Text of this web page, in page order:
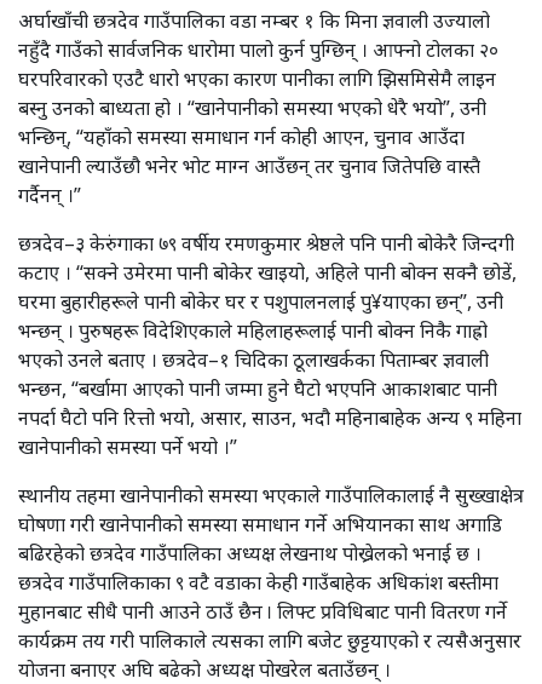
अर्घाखाँची छत्रदेव गाउँपालिका वडा नम्बर १ कि मिना ज्ञवाली उज्यालो
नहुँदै गाउँको सार्वजनिक धारोमा पालो कुर्न पुग्छिन् । आफ्नो टोलका २०
घरपरिवारको एउटै धारो भएका कारण पानीका लागि झिसमिसेमै लाइन
बस्नु उनको बाध्यता हो । “खानेपानीको समस्या भएको धेरै भयो”, उनी
भन्छिन्, “यहाँको समस्या समाधान गर्न कोही आएन, चुनाव आउँदा
खानेपानी ल्याउँछौ भनेर भोट माग्न आउँछन् तर चुनाव जितेपछि वास्तै
गर्दैनन् ।”
छत्रदेव–३ केरुंगाका ७९ वर्षीय रमणकुमार श्रेष्ठले पनि पानी बोकेरै जिन्दगी
कटाए । “सक्ने उमेरमा पानी बोकेर खाइयो, अहिले पानी बोक्न सक्नै छोडें,
घरमा बुहारीहरूले पानी बोकेर घर र पशुपालनलाई पु¥याएका छन्”, उनी
भन्छन् । पुरुषहरू विदेशिएकाले महिलाहरूलाई पानी बोक्न निकै गाह्रो
भएको उनले बताए । छत्रदेव–१ चिदिका ठूलाखर्कका पिताम्बर ज्ञवाली
भन्छन, “बर्खामा आएको पानी जम्मा हुने घैटो भएपनि आकाशबाट पानी
नपर्दा घैटो पनि रित्तो भयो, असार, साउन, भदौ महिनाबाहेक अन्य ९ महिना
खानेपानीको समस्या पर्ने भयो ।”
स्थानीय तहमा खानेपानीको समस्या भएकाले गाउँपालिकालाई नै सुख्खाक्षेत्र
घोषणा गरी खानेपानीको समस्या समाधान गर्ने अभियानका साथ अगाडि
बढिरहेको छत्रदेव गाउँपालिका अध्यक्ष लेखनाथ पोख्रेलको भनाई छ ।
छत्रदेव गाउँपालिकाका ९ वटै वडाका केही गाउँबाहेक अधिकांश बस्तीमा
मुहानबाट सीधै पानी आउने ठाउँ छैन । लिफ्ट प्रविधिबाट पानी वितरण गर्ने
कार्यक्रम तय गरी पालिकाले त्यसका लागि बजेट छुट्टयाएको र त्यसैअनुसार
योजना बनाएर अघि बढेको अध्यक्ष पोखरेल बताउँछन् ।